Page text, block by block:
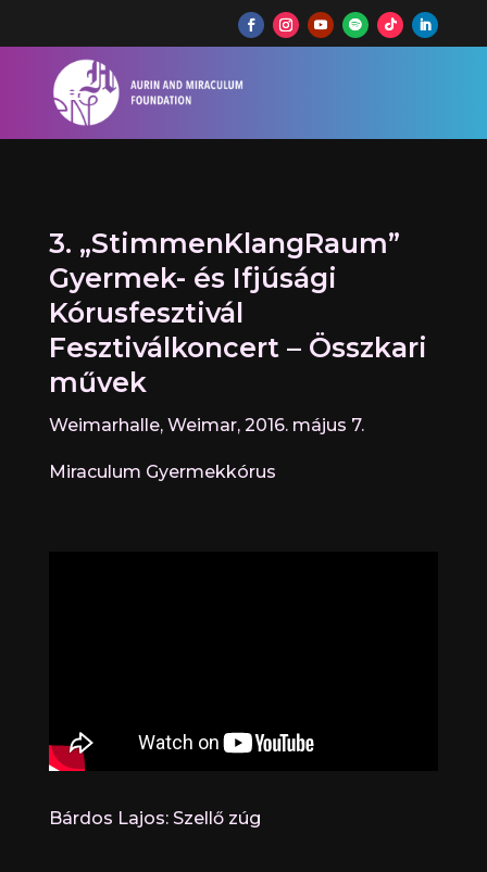
3. „StimmenKlangRaum”
Gyermek- és Ifjúsági
Kórusfesztivál
Fesztiválkoncert – Összkari
művek
Weimarhalle, Weimar, 2016. május 7.
Miraculum Gyermekkórus
Bárdos Lajos: Szellő zúg